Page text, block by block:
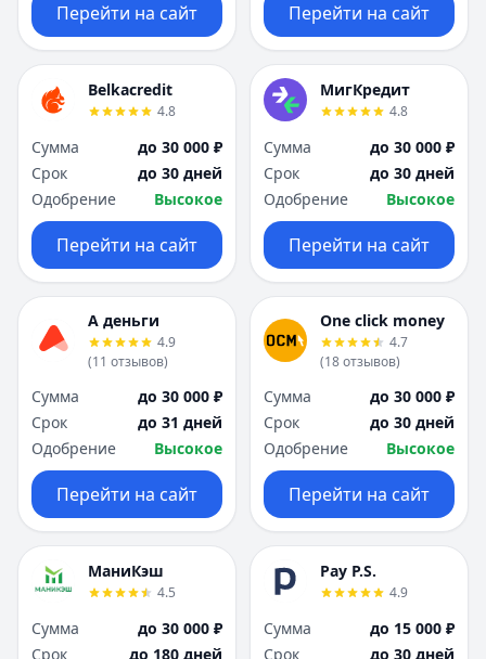
Перейти на сайт Перейти на сайт
Belkacredit
4.8
Сумма
до 30 000 ₽
Срок
до 30 дней
Одобрение
Высокое
Перейти на сайт
МигКредит
4.8
Сумма
до 30 000 ₽
Срок
до 30 дней
Одобрение
Высокое
Перейти на сайт
А деньги
4.9
(11 отзывов)
Сумма
до 30 000 ₽
Срок
до 31 дней
Одобрение
Высокое
Перейти на сайт
One click money
4.7
(18отзывов)
Сумма
до 30 000 ₽
Срок
до 30 дней
Одобрение
Высокое
Перейти на сайт
МаниКэш
4.5
Сумма
до 30 000 ₽
Срок
до 180 дней
Pay P.S.
4.9
Сумма
до 15 000 ₽
Срок
до 30 дней